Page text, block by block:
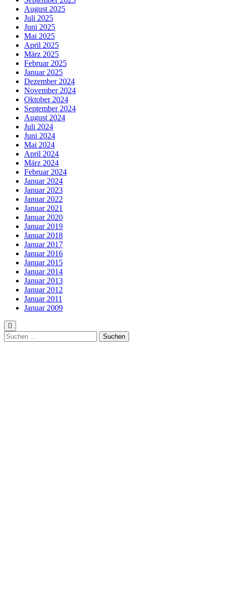
August 2025
Juli 2025
Juni 2025
Mai 2025
April 2025
März 2025
Februar 2025
Januar 2025
Dezember 2024
November 2024
Oktober 2024
September 2024
August 2024
Juli 2024
Juni 2024
Mai 2024
April 2024
März 2024
Februar 2024
Januar 2024
Januar 2023
Januar 2022
Januar 2021
Januar 2020
Januar 2019
Januar 2018
Januar 2017
Januar 2016
Januar 2015
Januar 2014
Januar 2013
Januar 2012
Januar 2011
Januar 2009
Suchen
nach: